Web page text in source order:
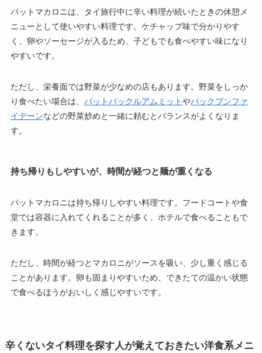
パットマカロニは、タイ旅行中に辛い料理が続いたときの休憩メ
ニューとして使いやすい料理です。ケチャップ味で分かりやす
く、卵やソーセージが入るため、子どもでも食べやすい味になり
やすいです。
ただし、栄養面では野菜が少なめの店もあります。野菜をしっか
り食べたい場合は、 パットパックルアムミットやパックブンファ
イデーンなどの野菜炒めと一緒に頼むとバランスがよくなりま
す。
持ち帰りもしやすいが、時間が経つと麺が重くなる
パットマカロニは持ち帰りしやすい料理です。フードコートや食
堂では容器に入れてくれることが多く、ホテルで食べることもで
きます。
ただし、時間が経つとマカロニがソースを吸い、少し重く感じる
ことがあります。卵も固まりやすいため、できたての温かい状態
で食べるほうがおいしく感じやすいです。
辛くないタイ料理を探す人が覚えておきたい洋食系メニ